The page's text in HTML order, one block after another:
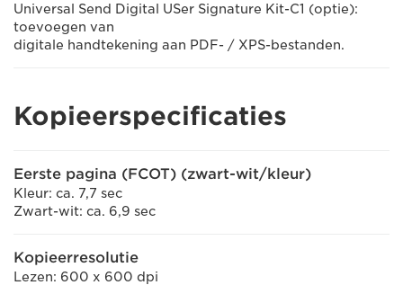
Universal Send Digital USer Signature Kit-C1 (optie):
toevoegen van
digitale handtekening aan PDF- / XPS-bestanden.
Kopieerspecificaties
Eerste pagina (FCOT) (zwart-wit/kleur)
Kleur: ca. 7,7 sec
Zwart-wit: ca. 6,9 sec
Kopieerresolutie
Lezen: 600 x 600 dpi